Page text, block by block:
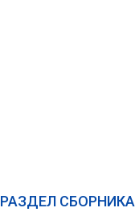
РАЗДЕЛ СБОРНИКА